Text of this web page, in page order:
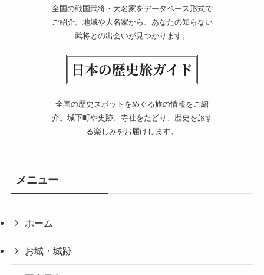
全国の戦国武将・大名家をデータベース形式で
ご紹介。地域や大名家から、あなたの知らない
武将との出会いが見つかります。
全国の歴史スポットをめぐる旅の情報をご紹
介。城下町や史跡、寺社をたどり、歴史を旅す
る楽しみをお届けします。
メニュー
ホーム
お城・城跡